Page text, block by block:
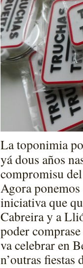
La toponimia
yá dous años
compromisu
Agora
iniciativa que
Cabreira y a
poder
va celebrar en
n’outras fiestas